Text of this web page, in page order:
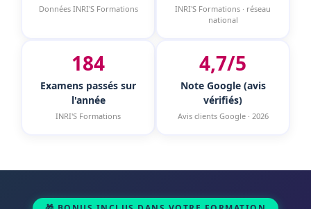
Données INRI'S Formations
INRI'S Formations · réseau
national
184
Examens passés sur
l'année
INRI'S Formations
4,7/5
Note Google (avis
vérifiés)
Avis clients Google · 2026